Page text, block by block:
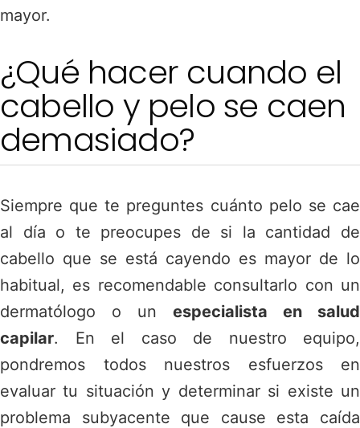
mayor.
¿Qué hacer cuando el
cabello y pelo se caen
demasiado?
Siempre que te preguntes cuánto pelo se cae
al día o te preocupes de si la cantidad de
cabello que se está cayendo es mayor de lo
habitual, es recomendable consultarlo con un
dermatólogo o un especialista en salud
capilar. En el caso de nuestro equipo,
pondremos todos nuestros esfuerzos en
evaluar tu situación y determinar si existe un
problema subyacente que cause esta caída